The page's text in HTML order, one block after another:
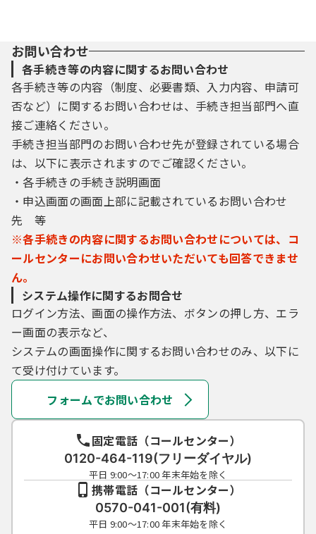
お問い合わせ
各手続き等の内容に関するお問い合わせ
各手続き等の内容（制度、必要書類、入力内容、申請可
否など）に関するお問い合わせは、手続き担当部門へ直
接ご連絡ください。
手続き担当部門のお問い合わせ先が登録されている場合
は、以下に表示されますのでご確認ください。
・各手続きの手続き説明画面
・申込画面の画面上部に記載されているお問い合わせ
先 等
※各手続きの内容に関するお問い合わせについては、コ
ールセンターにお問い合わせいただいても回答できませ
ん。
システム操作に関するお問合せ
ログイン方法、画面の操作方法、ボタンの押し方、エラ
ー画面の表示など、
システムの画面操作に関するお問い合わせのみ、以下に
て受け付けています。
フォームでお問い合わせ
固定電話（コールセンター）
0120-464-119(フリーダイヤル)
平日 9:00～17:00 年末年始を除く
携帯電話（コールセンター）
0570-041-001(有料)
平日 9:00～17:00 年末年始を除く